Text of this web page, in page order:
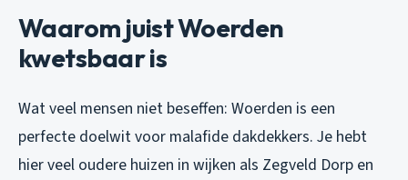
Waarom juist Woerden
kwetsbaar is
Wat veel mensen niet beseffen: Woerden is een
perfecte doelwit voor malafide dakdekkers. Je hebt
hier veel oudere huizen in wijken als Zegveld Dorp en